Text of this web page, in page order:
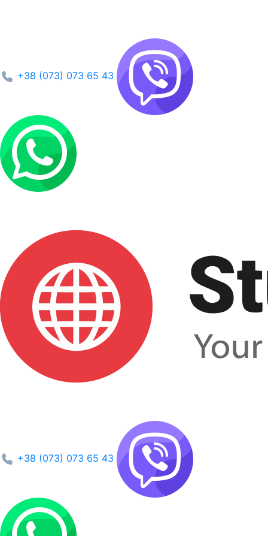
+38 (073) 073 65 43
+38 (073) 073 65 43